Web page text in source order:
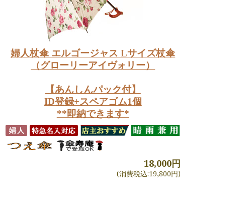
婦人杖傘 エルゴージャス Lサイズ杖傘
（グローリーアイヴォリー）
【あんしんパック付】
ID登録+スペアゴム1個
**即納できます*
18,000円
(消費税込:19,800円)